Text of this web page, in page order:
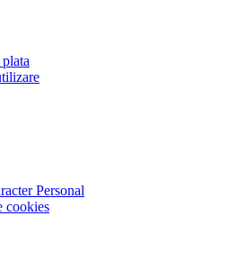
Personal
cookies